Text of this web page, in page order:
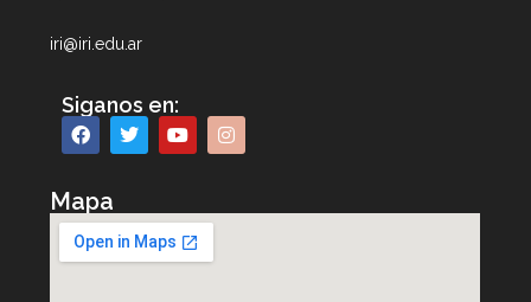
iri@iri.edu.ar
Siganos en:
Mapa